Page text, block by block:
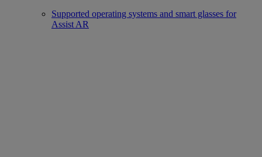
Supported operating systems and smart glasses for
Assist AR